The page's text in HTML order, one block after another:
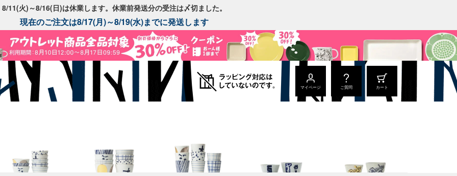
8/11(火)～8/16(日)は休業します。休業前発送分の受注は〆切ました。
現在のご注文は8/17(月)～8/19(水)までに発送します
マイページ ご質問 カート